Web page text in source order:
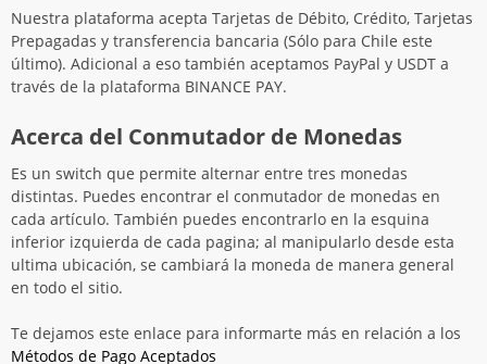
Nuestra plataforma acepta Tarjetas de Débito, Crédito, Tarjetas
Prepagadas y transferencia bancaria (Sólo para Chile este
último). Adicional a eso también aceptamos PayPal y USDT a
través de la plataforma BINANCE PAY.
Acerca del Conmutador de Monedas
Es un switch que permite alternar entre tres monedas
distintas. Puedes encontrar el conmutador de monedas en
cada artículo. También puedes encontrarlo en la esquina
inferior izquierda de cada pagina; al manipularlo desde esta
ultima ubicación, se cambiará la moneda de manera general
en todo el sitio.
Te dejamos este enlace para informarte más en relación a los
Métodos de Pago Aceptados